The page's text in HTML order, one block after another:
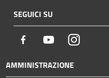
SEGUICI SU
Facebook YoutubeInstagram
AMMINISTRAZIONE